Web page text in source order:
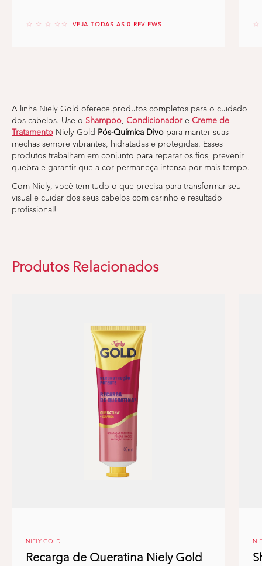
No reviews VEJA TODAS AS 0 REVIEWS
A linha Niely Gold oferece produtos completos para o cuidado
dos cabelos. Use o Shampoo, Condicionadore Creme de
Tratamento Niely Gold Pós-Química Divo para manter suas
mechas sempre vibrantes, hidratadas e protegidas. Esses
produtos trabalham em conjunto para reparar os fios, prevenir
quebra e garantir que a cor permaneça intensa por mais tempo.
Com Niely, você tem tudo o que precisa para transformar seu
visual e cuidar dos seus cabelos com carinho e resultado
profissional!
Produtos Relacionados
NIELY GOLD
Recarga de Queratina Niely Gold